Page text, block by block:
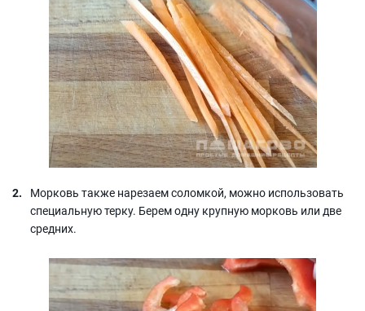
Морковь также нарезаем соломкой, можно использовать
специальную терку. Берем одну крупную морковь или две
средних.